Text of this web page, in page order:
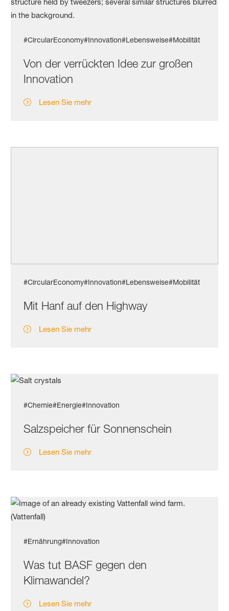
#CircularEconomy#Innovation#Lebensweise#Mobilität
Von der verrückten Idee zur großen
Innovation
Lesen Sie mehr
#CircularEconomy#Innovation#Lebensweise#Mobilität
Mit Hanf auf den Highway
Lesen Sie mehr
#Chemie#Energie#Innovation
Salzspeicher für Sonnenschein
Lesen Sie mehr
#Ernährung#Innovation
Was tut BASF gegen den
Klimawandel?
Lesen Sie mehr